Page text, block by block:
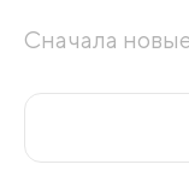
Сначала